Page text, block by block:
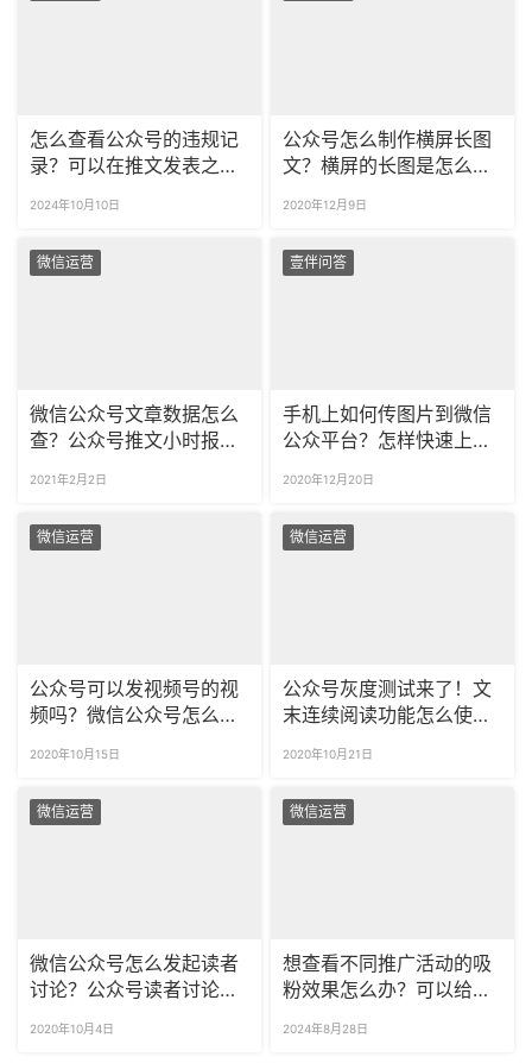
怎么查看公众号的违规记
录？可以在推文发表之前
2024年10月10日
公众号怎么制作横屏长图
文？横屏的长图是怎么制
2020年12月9日
微信运营
微信公众号文章数据怎么
查？公众号推文小时报数
2021年2月2日
壹伴问答
手机上如何传图片到微信
公众平台？怎样快速上传
2020年12月20日
微信运营
公众号可以发视频号的视
频吗？微信公众号怎么发
2020年10月15日
微信运营
公众号灰度测试来了！文
末连续阅读功能怎么使
2020年10月21日
微信运营
微信公众号怎么发起读者
讨论？公众号读者讨论怎
2020年10月4日
微信运营
想查看不同推广活动的吸
粉效果怎么办？可以给不
2024年8月28日